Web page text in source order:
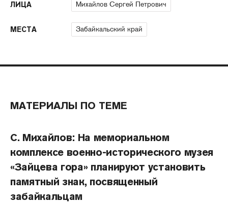
ЛИЦА Михайлов Сергей Петрович
МЕСТА Забайкальский край
МАТЕРИАЛЫ ПО ТЕМЕ
С. Михайлов: На мемориальном
комплексе военно-исторического музея
«Зайцева гора» планируют установить
памятный знак, посвященный
забайкальцам